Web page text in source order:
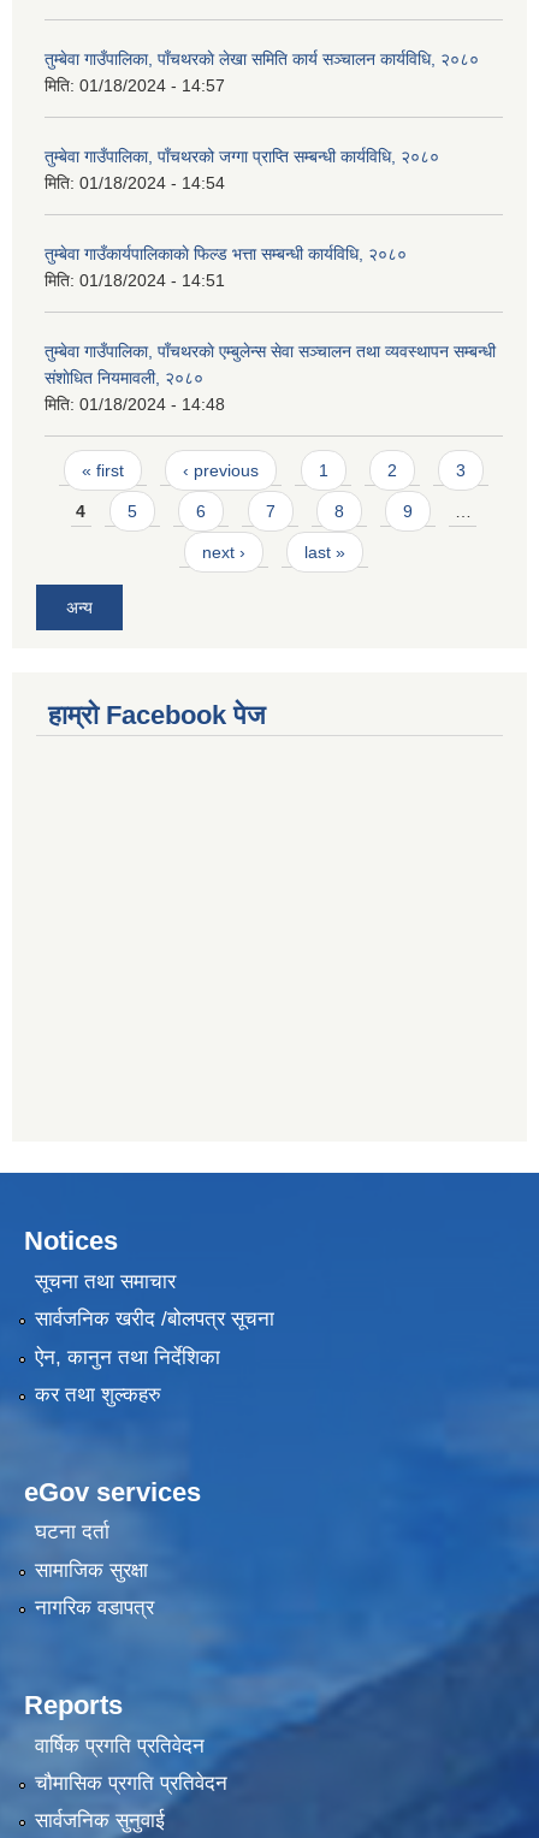
तुम्बेवा गाउँपालिका, पाँचथरकाे लेखा समिति कार्य सञ्चालन कार्यविधि, २०८०
मिति: 01/18/2024 - 14:57
तुम्बेवा गाउँपालिका, पाँचथरको जग्गा प्राप्ति सम्बन्धी कार्यविधि, २०८०
मिति: 01/18/2024 - 14:54
तुम्बेवा गाउँकार्यपालिकाकाे फिल्ड भत्ता सम्बन्धी कार्यविधि, २०८०
मिति: 01/18/2024 - 14:51
तुम्बेवा गाउँपालिका, पाँचथरकाे एम्बुलेन्स सेवा सञ्चालन तथा व्यवस्थापन सम्बन्धी
संशाेधित नियमावली, २०८०
मिति: 01/18/2024 - 14:48
Pages
« first ‹ previous 1 2 3
4 5 6 7 8 9
next › last »
अन्य
हाम्राे Facebook पेज
Notices
सूचना तथा समाचार
सार्वजनिक खरीद /बोलपत्र सूचना
ऐन, कानुन तथा निर्देशिका
कर तथा शुल्कहरु
eGov services
घटना दर्ता
सामाजिक सुरक्षा
नागरिक वडापत्र
Reports
वार्षिक प्रगति प्रतिवेदन
चौमासिक प्रगति प्रतिवेदन
सार्वजनिक सुनुवाई